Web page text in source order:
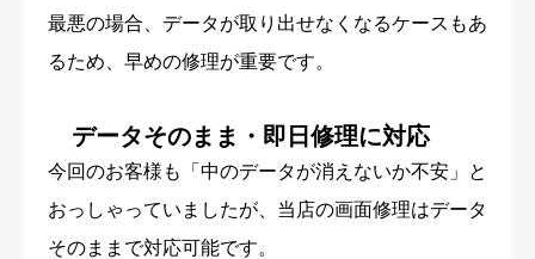
最悪の場合、データが取り出せなくなるケースもあ
るため、早めの修理が重要です。
データそのまま・即日修理に対応
今回のお客様も「中のデータが消えないか不安」と
おっしゃっていましたが、当店の画面修理はデータ
そのままで対応可能です。